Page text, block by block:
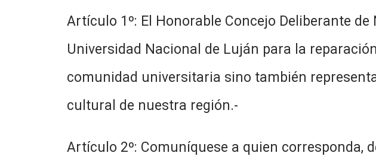
Artículo 1º: El Honorable Concejo Deliberante
Universidad Nacional de Luján para la
comunidad universitaria sino también
cultural de nuestra región.-
Artículo 2º: Comuníquese a quien corresponda,